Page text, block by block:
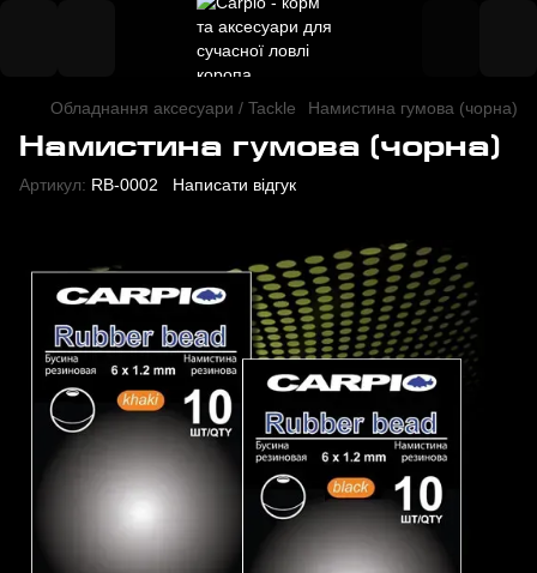
Обладнання аксесуари / Tackle Намистина гумова (чорна)
Намистина гумова (чорна)
Артикул: RB-0002 Написати відгук